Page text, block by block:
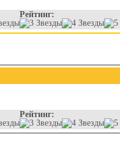
Рейтинг:
Рейтинг: